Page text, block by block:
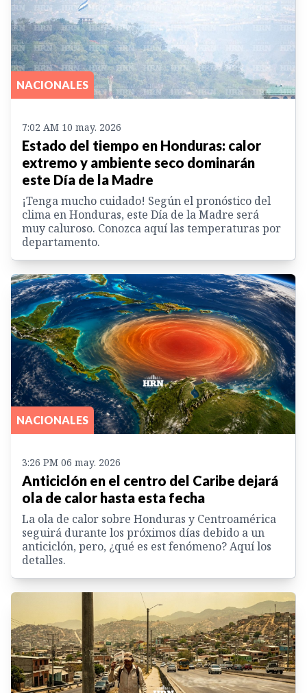
NACIONALES
7:02 AM 10 may. 2026
Estado del tiempo en Honduras: calor
extremo y ambiente seco dominarán
este Día de la Madre
¡Tenga mucho cuidado! Según el pronóstico del
clima en Honduras, este Día de la Madre será
muy caluroso. Conozca aquí las temperaturas por
departamento.
NACIONALES
3:26 PM 06 may. 2026
Anticiclón en el centro del Caribe dejará
ola de calor hasta esta fecha
La ola de calor sobre Honduras y Centroamérica
seguirá durante los próximos días debido a un
anticiclón, pero, ¿qué es est fenómeno? Aquí los
detalles.